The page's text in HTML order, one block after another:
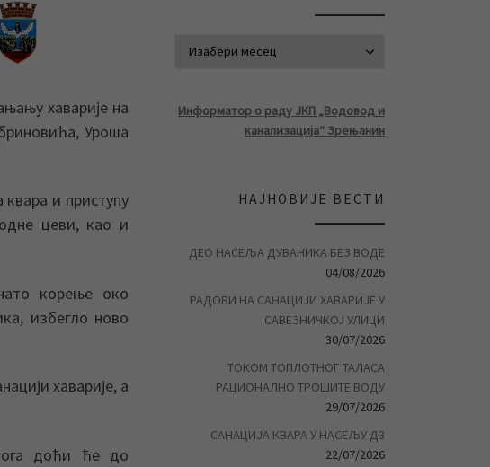
хаварије на
Уроша
и приступу
цеви, као и
корење око
избегло ново
хаварије, а
доћи ће до
Информатор о раду ЈКП „Водовод и
канализација“ Зрењанин
НАЈНОВИЈЕ ВЕСТИ
ДЕО НАСЕЉА ДУВАНИКА БЕЗ ВОДЕ
04/08/2026
РАДОВИ НА САНАЦИЈИ ХАВАРИЈЕ У
САВЕЗНИЧКОЈ УЛИЦИ
30/07/2026
ТОКОМ ТОПЛОТНОГ ТАЛАСА
РАЦИОНАЛНО ТРОШИТЕ ВОДУ
29/07/2026
САНАЦИЈА КВАРА У НАСЕЉУ Д3
22/07/2026